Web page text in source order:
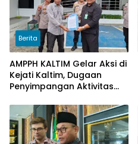
Berita
AMPPH KALTIM Gelar Aksi di
Kejati Kaltim, Dugaan
Penyimpangan Aktivitas
Sawit di Logpond Tubaan